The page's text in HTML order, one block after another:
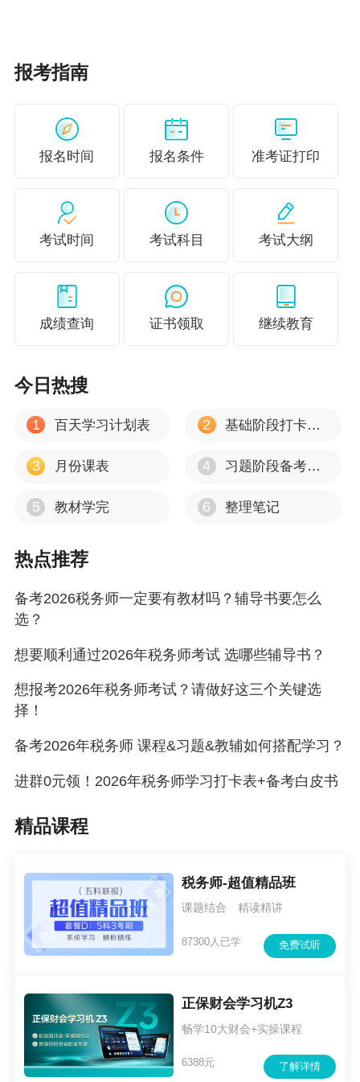
报考指南
报名时间 报名条件 准考证打印
考试时间 考试科目 考试大纲
成绩查询 证书领取 继续教育
今日热搜
1 百天学习计划表 2 基础阶段打卡计划
3 月份课表 4 习题阶段备考重点方向
5 教材学完 6 整理笔记
热点推荐
备考2026税务师一定要有教材吗？辅导书要怎么
选？
想要顺利通过2026年税务师考试 选哪些辅导书？
想报考2026年税务师考试？请做好这三个关键选
择！
备考2026年税务师 课程&习题&教辅如何搭配学习？
进群0元领！2026年税务师学习打卡表+备考白皮书
精品课程
税务师-超值精品班
课题结合 精读精讲
免费试听
87300人已学
正保财会学习机Z3
畅学10大财会+实操课程
了解详情
6388元